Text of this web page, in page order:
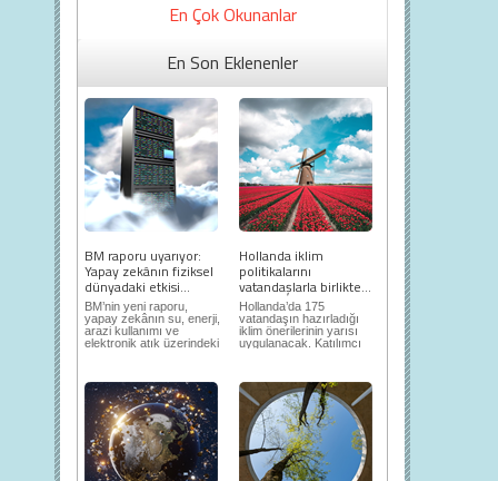
En Çok Okunanlar
En Son Eklenenler
BM raporu uyarıyor:
Yapay zekânın fiziksel
dünyadaki etkisi...
BM’nin yeni raporu,
yapay zekânın su, enerji,
arazi kullanımı ve
elektronik atık üzerindeki
Hollanda iklim
politikalarını
vatandaşlarla birlikte...
Hollanda’da 175
vatandaşın hazırladığı
iklim önerilerinin yarısı
uygulanacak. Katılımcı